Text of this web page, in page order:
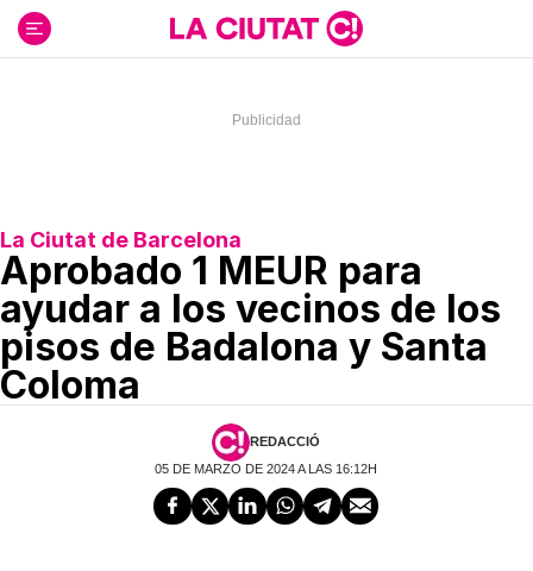
contenido
La Ciutat de Barcelona
Aprobado 1 MEUR para
ayudar a los vecinos de los
pisos de Badalona y Santa
Coloma
REDACCIÓ
05 DE MARZO DE 2024 A LAS 16:12H